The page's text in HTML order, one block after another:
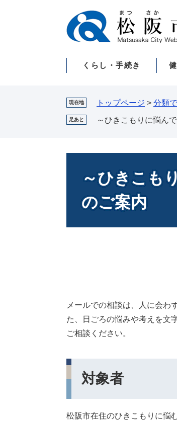
くらし・手続き
現在地 トップページ > 分類
足あと ～ひきこもりに悩ん
～ひきこも
のご案内
メールでの相談は、人に会わ
た、日ごろの悩みや考えを文
ご相談ください。
対象者
松阪市在住のひきこもりに悩